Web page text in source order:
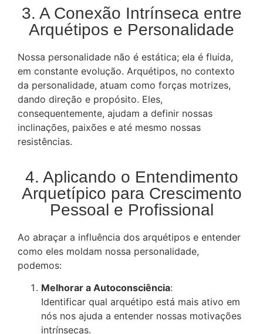
3. A Conexão Intrínseca entre
Arquétipos e Personalidade
Nossa personalidade não é estática; ela é fluida,
em constante evolução. Arquétipos, no contexto
da personalidade, atuam como forças motrizes,
dando direção e propósito. Eles,
consequentemente, ajudam a definir nossas
inclinações, paixões e até mesmo nossas
resistências.
4. Aplicando o Entendimento
Arquetípico para Crescimento
Pessoal e Profissional
Ao abraçar a influência dos arquétipos e entender
como eles moldam nossa personalidade,
podemos:
Melhorar a Autoconsciência:
Identificar qual arquétipo está mais ativo em
nós nos ajuda a entender nossas motivações
intrínsecas.